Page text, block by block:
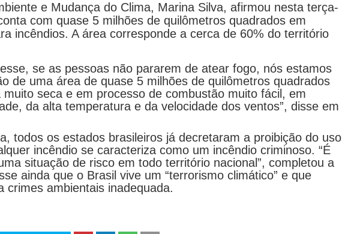
e Mudança do Clima, Marina Silva, afirmou nesta terça-
com quase 5 milhões de quilômetros quadrados em
incêndios. A área corresponde a cerca de 60% do território
se as pessoas não pararem de atear fogo, nós estamos
de uma área de quase 5 milhões de quilômetros quadrados
seca e em processo de combustão muito fácil, em
da alta temperatura e da velocidade dos ventos”, disse em
todos os estados brasileiros já decretaram a proibição do uso
incêndio se caracteriza como um incêndio criminoso. “É
situação de risco em todo território nacional”, completou a
ainda que o Brasil vive um “terrorismo climático” e que
crimes ambientais inadequada.